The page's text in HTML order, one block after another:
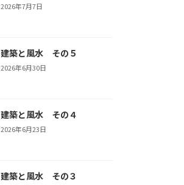
2026年7月7日
建築と風水 その５
2026年6月30日
建築と風水 その４
2026年6月23日
建築と風水 その３